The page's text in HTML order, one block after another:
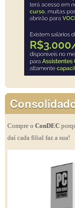
Compre o ConDEC
daí cada filial faz a sua!